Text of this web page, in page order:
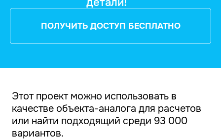
ПОЛУЧИТЬ ДОСТУП БЕСПЛАТНО
Этот проект можно использовать в
качестве объекта-аналога для расчетов
или найти подходящий среди 93 000
вариантов.